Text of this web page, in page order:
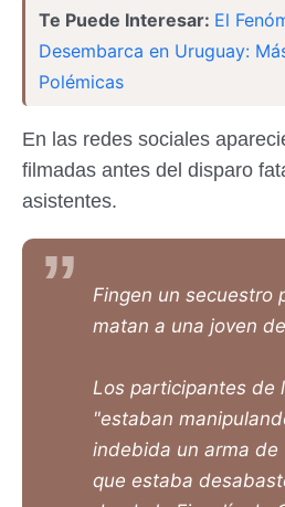
Te Puede Interesar: El
Desembarca en Uruguay:
Polémicas
En las redes sociales
filmadas antes del disparo
asistentes.
Fingen un secuestro
matan a una joven
Los participantes de
"estaban
indebida un arma de
que estaba